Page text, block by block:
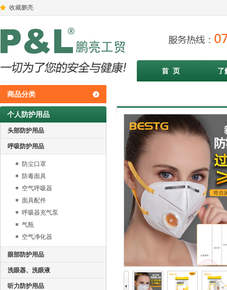
收藏鹏亮
首 页 了
商品分类
个人防护用品
头部防护用品
呼吸防护用品
防尘口罩
防毒面具
空气呼吸器
面具配件
呼吸器充气泵
气瓶
空气净化器
眼部防护用品
洗眼器、洗眼液
听力防护用品